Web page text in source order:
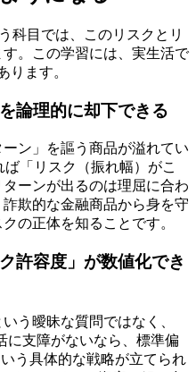
科目では、このリスクとリ
。この学習には、実生活で
ります。
論理的に却下できる
ン」を謳う商品が溢れてい
「リスク（振れ幅）がこ
ーンが出るのは理屈に合わ
欺的な金融商品から身を守
の正体を知ることです。
許容度」が数値化でき
う曖昧な質問ではなく、
に支障がないなら、標準偏
う具体的な戦略が立てられ